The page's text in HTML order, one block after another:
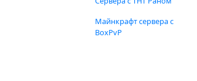
Майнкрафт сервера с
BoxPvP